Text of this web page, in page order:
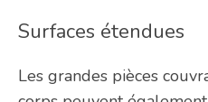
Surfaces étendues
Les grandes pièces